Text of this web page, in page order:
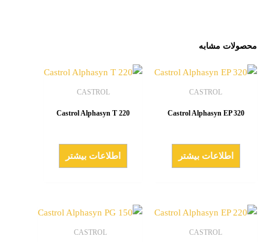
محصولات مشابه
CASTROL
Castrol Alphasyn EP 320
اطلاعات بیشتر
CASTROL
Castrol Alphasyn T 220
اطلاعات بیشتر
CASTROL
CASTROL